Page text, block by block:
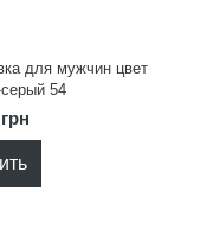
для мужчин цвет
54